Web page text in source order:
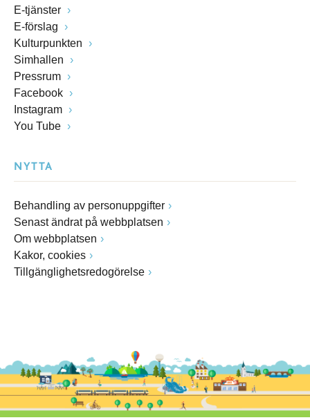
E-tjänster
E-förslag
Kulturpunkten
Simhallen
Pressrum
Facebook
Instagram
You Tube
NYTTA
Behandling av personuppgifter
Senast ändrat på webbplatsen
Om webbplatsen
Kakor, cookies
Tillgänglighetsredogörelse